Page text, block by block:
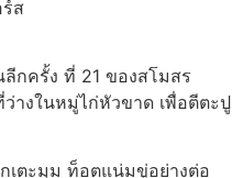
ส
กครั้ง ที่ 21 ของสโมสร
างในหมู่ไก่หัวขาด เพื่อตีตะปู
เตะมุม ท็อตแน่มขู่อย่างต่อ